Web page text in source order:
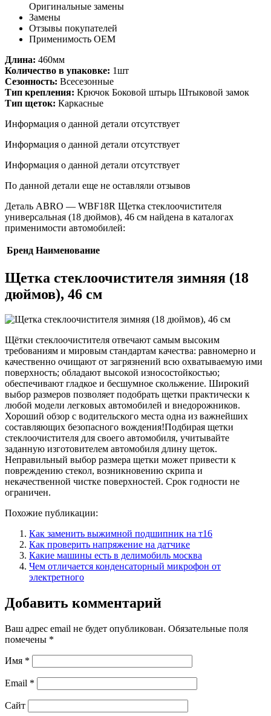
Оригинальные замены
Замены
Отзывы покупателей
Применимость OEM
Длина: 460мм
Количество в упаковке: 1шт
Сезонность: Всесезонные
Тип крепления: Крючок Боковой штырь Штыковой замок
Тип щеток: Каркасные
Информация о данной детали отсутствует
Информация о данной детали отсутствует
Информация о данной детали отсутствует
По данной детали еще не оставляли отзывов
Деталь ABRO — WBF18R Щетка стеклоочистителя
универсальная (18 дюймов), 46 см найдена в каталогах
применимости автомобилей:
Бренд Наименование
Щетка стеклоочистителя зимняя (18
дюймов), 46 см
Щётки стеклоочистителя отвечают самым высоким
требованиям и мировым стандартам качества: равномерно и
качественно очищают от загрязнений всю охватываемую ими
поверхность; обладают высокой износостойкостью;
обеспечивают гладкое и бесшумное скольжение. Широкий
выбор размеров позволяет подобрать щетки практически к
любой модели легковых автомобилей и внедорожников.
Хороший обзор с водительского места одна из важнейших
составляющих безопасного вождения!Подбирая щетки
стеклоочистителя для своего автомобиля, учитывайте
заданную изготовителем автомобиля длину щеток.
Неправильный выбор размера щетки может привести к
повреждению стекол, возникновению скрипа и
некачественной чистке поверхностей. Срок годности не
ограничен.
Похожие публикации:
Как заменить выжимной подшипник на т16
Как проверить напряжение на датчике
Какие машины есть в делимобиль москва
Чем отличается конденсаторный микрофон от
электретного
Добавить комментарий
Ваш адрес email не будет опубликован. Обязательные поля
помечены *
Имя *
Email *
Сайт